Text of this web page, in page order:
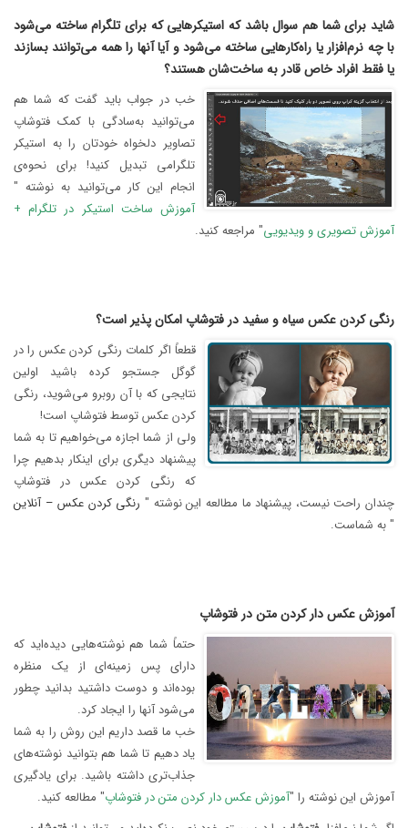
شاید برای شما هم سوال باشد که استیکرهایی که برای تلگرام ساخته می‌شود
با چه نرم‌افزار یا راه‌کارهایی ساخته می‌شود و آیا آنها را همه می‌توانند بسازند
یا فقط افراد خاص قادر به ساخت‌شان هستند؟
خب در جواب باید گفت که شما هم
می‌توانید به‌سادگی با کمک فتوشاپ
تصاویر دلخواه خودتان را به استیکر
تلگرامی تبدیل کنید! برای نحوه‌ی
انجام این کار می‌توانید به نوشته "
آموزش ساخت استیکر در تلگرام +
آموزش تصویری و ویدیویی" مراجعه کنید.
رنگی کردن عکس سیاه و سفید در فتوشاپ امکان پذیر است؟
قطعاً اگر کلمات رنگی کردن عکس را در
گوگل جستجو کرده باشید اولین
نتایجی که با آن روبرو می‌شوید، رنگی
کردن عکس توسط فتوشاپ است!
ولی از شما اجازه می‌خواهیم تا به شما
پیشنهاد دیگری برای اینکار بدهیم چرا
که رنگی کردن عکس در فتوشاپ
چندان راحت نیست، پیشنهاد ما مطالعه این نوشته "رنگی کردن عکس – آنلاین
" به شماست.
آموزش عکس دار کردن متن در فتوشاپ
حتماً شما هم نوشته‌هایی دیده‌اید که
دارای پس زمینه‌ای از یک منظره
بوده‌اند و دوست داشتید بدانید چطور
می‌شود آنها را ایجاد کرد.
خب ما قصد داریم این روش را به شما
یاد دهیم تا شما هم بتوانید نوشته‌های
جذاب‌تری داشته باشید. برای یادگیری
آموزش این نوشته را "آموزش عکس دار کردن متن در فتوشاپ" مطالعه کنید.